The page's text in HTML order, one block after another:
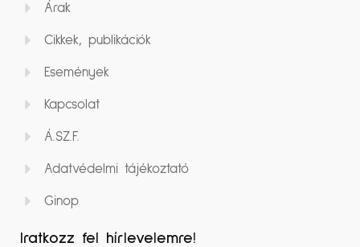
Árak
Cikkek, publikációk
Események
Kapcsolat
Á.SZ.F.
Adatvédelmi tájékoztató
Ginop
Iratkozz fel hírlevelemre!